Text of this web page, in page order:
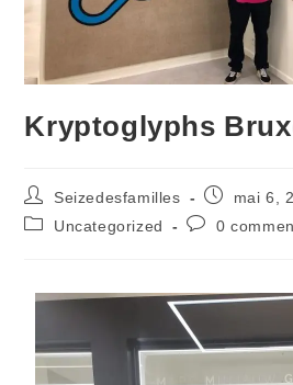
Kryptoglyphs
Seizedesfamilles
mai 6,
Uncategorized
0